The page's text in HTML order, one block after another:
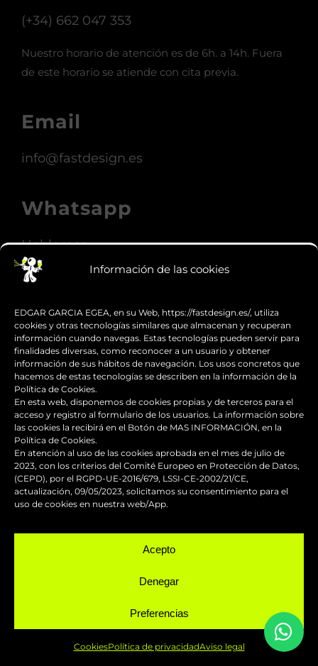
Información de las cookies
EDGAR GARCIA EGEA, en su Web, https://fastdesign.es/, utiliza
cookies y otras tecnologías similares que almacenan y recuperan
información cuando navegas. Estas tecnologías pueden servir para
finalidades diversas, como reconocer a un usuario y obtener
información de sus hábitos de navegación. Los usos concretos que
hacemos de estas tecnologías se describen en la información de la
Política de Cookies.
En esta web, disponemos de cookies propias y de terceros para el
acceso y registro al formulario de los usuarios. La información sobre
las cookies la recibirá en el Botón de MAS INFORMACIÓN, en la
Política de Cookies.
En atención al uso de las cookies aprobada en el mes de julio de
2023, con los criterios del Comité Europeo en Protección de Datos,
(CEPD), por el RGPD-UE-2016/679, LSSI-CE-2002/21/CE,
actualización, 09/05/2023, solicitamos su consentimiento para el
uso de cookies en nuestra web/App.
Acepto
Denegar
Preferencias
CookiesPolítica de privacidadAviso legal
Nuestro horario de atención es de 6h. a 14h. Fuera
Hablemos
SERVICIOS
Reparación y mantenimiento de
carenados
Pintura de competición
Pintado de motos
Servicio urgente
Taller chapa y pintura para motos
NUESTRAS REDES